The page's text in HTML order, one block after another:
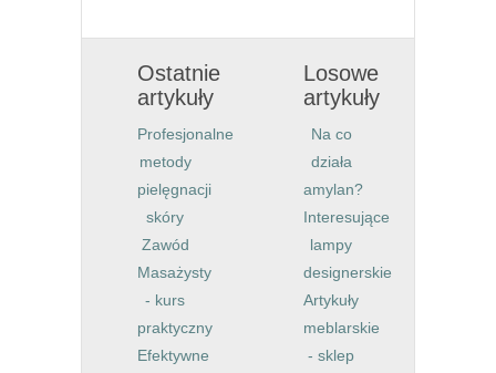
Ostatnie
artykuły
Profesjonalne
metody
pielęgnacji
skóry
Zawód
Masażysty
- kurs
praktyczny
Efektywne
Losowe
artykuły
Na co
działa
amylan?
Interesujące
lampy
designerskie
Artykuły
meblarskie
- sklep